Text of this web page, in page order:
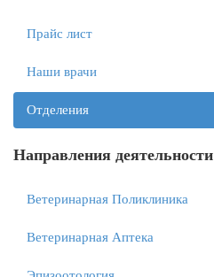
Прайс лист
Наши врачи
Отделения
Направления деятельности
Ветеринарная Поликлиника
Ветеринарная Аптека